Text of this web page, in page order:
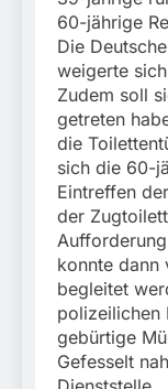
60-jährige
Die
weigerte
Zudem soll
getreten
die
sich die 60-
Eintreffen
der
konnte dann
begleitet
polizeilichen
gebürtige
Gefesselt